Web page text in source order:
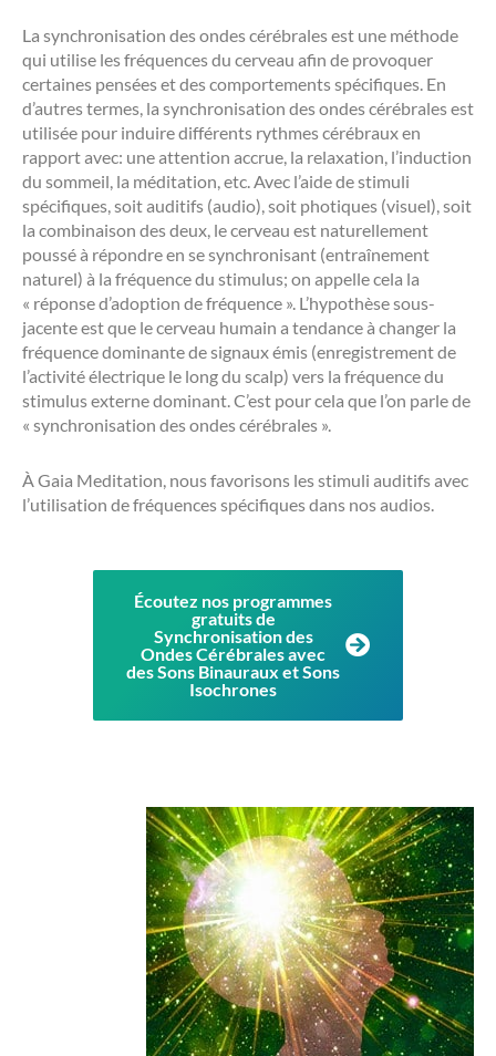
La synchronisation des ondes cérébrales est une méthode
qui utilise les fréquences du cerveau afin de provoquer
certaines pensées et des comportements spécifiques. En
d’autres termes, la synchronisation des ondes cérébrales est
utilisée pour induire différents rythmes cérébraux en
rapport avec: une attention accrue, la relaxation, l’induction
du sommeil, la méditation, etc. Avec l’aide de stimuli
spécifiques, soit auditifs (audio), soit photiques (visuel), soit
la combinaison des deux, le cerveau est naturellement
poussé à répondre en se synchronisant (entraînement
naturel) à la fréquence du stimulus; on appelle cela la
« réponse d’adoption de fréquence ». L’hypothèse sous-
jacente est que le cerveau humain a tendance à changer la
fréquence dominante de signaux émis (enregistrement de
l’activité électrique le long du scalp) vers la fréquence du
stimulus externe dominant. C’est pour cela que l’on parle de
« synchronisation des ondes cérébrales ».
À Gaia Meditation, nous favorisons les stimuli auditifs avec
l’utilisation de fréquences spécifiques dans nos audios.
Écoutez nos programmes
gratuits de
Synchronisation des
Ondes Cérébrales avec
des Sons Binauraux et Sons
Isochrones